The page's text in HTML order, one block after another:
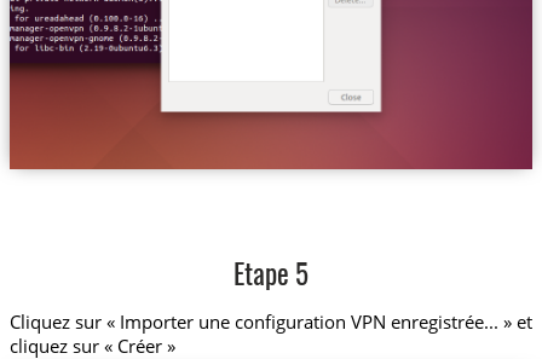
Etape 5
Cliquez sur « Importer une configuration VPN enregistrée... » et
cliquez sur « Créer »